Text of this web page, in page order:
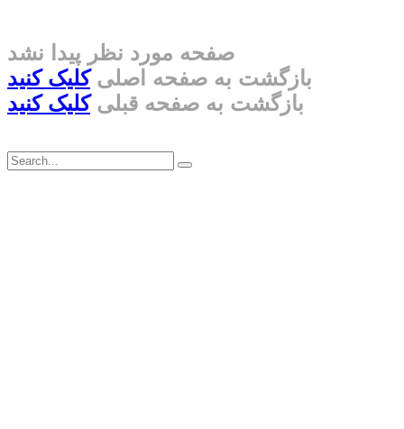
صفحه مورد نظر پیدا نشد
بازگشت به صفحه اصلیکلیک کنید
بازگشت به صفحه قبلیکلیک کنید